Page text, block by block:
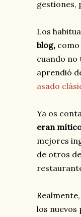
gestiones,
Los
blog, como
cuando no
aprendió
asado
Ya os
eran
mejores
de otros
Realmente,
los